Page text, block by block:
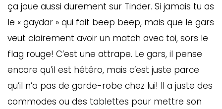
ça joue aussi durement sur Tinder. Si jamais tu as
le « gaydar » qui fait beep beep, mais que le gars
veut clairement avoir un match avec toi, sors le
flag rouge! C’est une attrape. Le gars, il pense
encore qu’il est hétéro, mais c’est juste parce
qu’il n’a pas de garde-robe chez lui! Il a juste des
commodes ou des tablettes pour mettre son